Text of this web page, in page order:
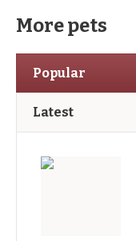
More pets
Popular
Latest